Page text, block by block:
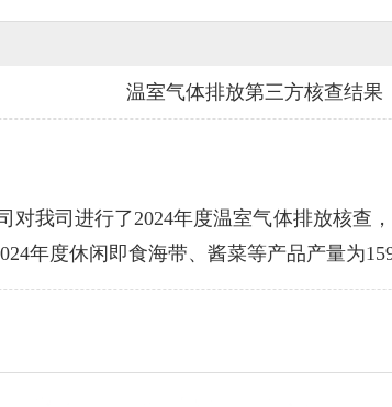
温室气体排放第三方核查结果
对我司进行了2024年度温室气体排放核查
年度休闲即食海带、酱菜等产品产量为